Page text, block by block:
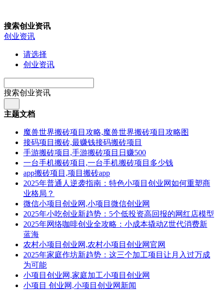
搜索创业资讯
创业资讯
请选择
创业资讯
搜索创业资讯
主题文档
魔兽世界搬砖项目攻略,魔兽世界搬砖项目攻略图
接码项目搬砖,最赚钱接码搬砖项目
手游搬砖项目,手游搬砖项目日赚500
一台手机搬砖项目,一台手机搬砖项目多少钱
app搬砖项目,项目搬砖app
2025年普通人逆袭指南：特色小项目创业网如何重塑商
业格局？
微信小项目创业网,小项目微信创业网
2025年小吃创业新趋势：5个低投资高回报的网红店模型
2025年网络咖啡创业全攻略：小成本撬动Z世代消费新
蓝海
农村小项目创业网,农村小项目创业网官网
2025年家庭作坊新趋势：这三个加工项目让月入过万成
为可能
小项目创业网,家庭加工小项目创业网
小项目 创业网,小项目创业网新闻